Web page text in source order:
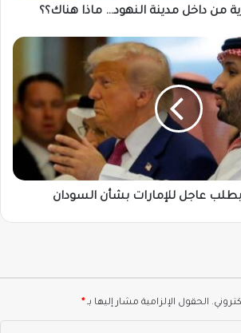
من داخل مدينة النهود… ماذا هناك؟؟
بطلب عاجل للإمارات بشأن السودان
الحقول الإلزامية مشار إليها بـ*